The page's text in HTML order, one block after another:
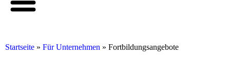
Startseite » Für Unternehmen » Fortbildungsangebote